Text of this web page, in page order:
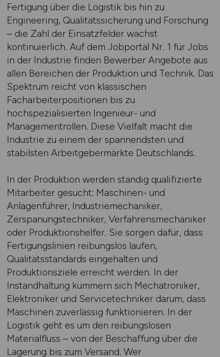
Fertigung über die Logistik bis hin zu
Engineering, Qualitätssicherung und Forschung
– die Zahl der Einsatzfelder wächst
kontinuierlich. Auf dem Jobportal Nr. 1 für Jobs
in der Industrie finden Bewerber Angebote aus
allen Bereichen der Produktion und Technik. Das
Spektrum reicht von klassischen
Facharbeiterpositionen bis zu
hochspezialisierten Ingenieur- und
Managementrollen. Diese Vielfalt macht die
Industrie zu einem der spannendsten und
stabilsten Arbeitgebermärkte Deutschlands.
In der Produktion werden ständig qualifizierte
Mitarbeiter gesucht: Maschinen- und
Anlagenführer, Industriemechaniker,
Zerspanungstechniker, Verfahrensmechaniker
oder Produktionshelfer. Sie sorgen dafür, dass
Fertigungslinien reibungslos laufen,
Qualitätsstandards eingehalten und
Produktionsziele erreicht werden. In der
Instandhaltung kümmern sich Mechatroniker,
Elektroniker und Servicetechniker darum, dass
Maschinen zuverlässig funktionieren. In der
Logistik geht es um den reibungslosen
Materialfluss – von der Beschaffung über die
Lagerung bis zum Versand. Wer